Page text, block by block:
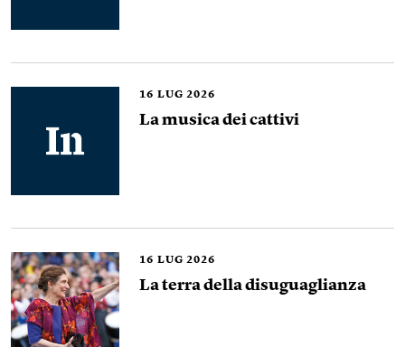
16 LUG 2026
La musica dei cattivi
16 LUG 2026
La terra della disuguaglianza